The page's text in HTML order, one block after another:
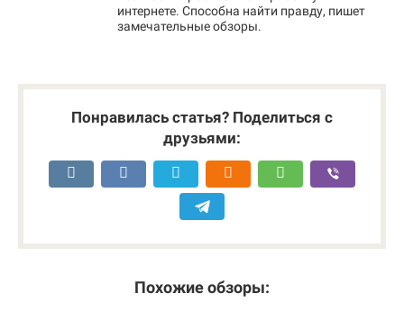
интернете. Способна найти правду, пишет
замечательные обзоры.
Понравилась статья? Поделиться с
друзьями:
Похожие обзоры: